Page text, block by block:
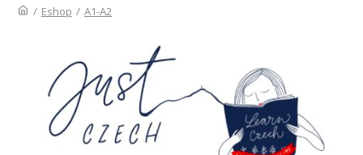
/ Eshop / A1-A2